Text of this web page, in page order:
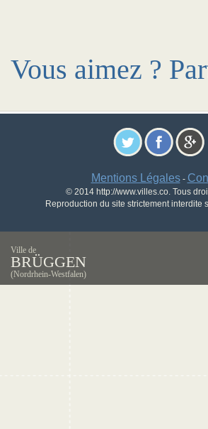
Vous aimez ?
Mentions Légales-
© 2014 http://www.villes.co. Tous
Reproduction du site strictement interdite
Ville de
BRÜGGEN
(Nordrhein-Westfalen)